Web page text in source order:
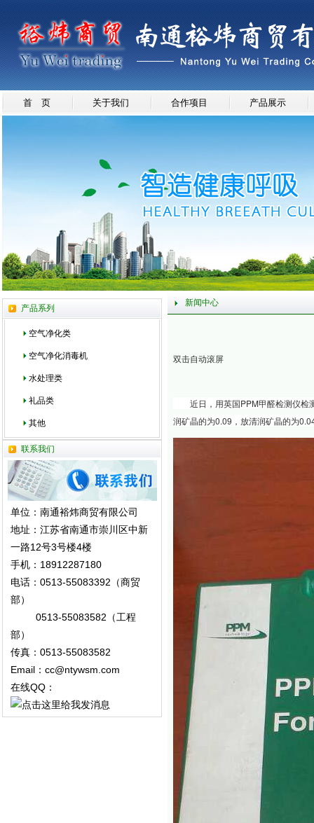
首 页 关于我们 合作项目 产品展示
产品系列
空气净化类
空气净化消毒机
水处理类
礼品类
其他
联系我们
单位：南通裕炜商贸有限公司
地址：江苏省南通市崇川区中新
一路12号3号楼4楼
手机：18912287180
电话：0513-55083392（商贸
部）
0513-55083582（工程
部）
传真：0513-55083582
Email：cc@ntywsm.com
在线QQ：
新闻中心
双击自动滚屏
近日，用英国PPM甲醛检测仪检
润矿晶的为0.09，放清润矿晶的为